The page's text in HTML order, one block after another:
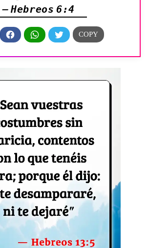
— Hebreos 6:4